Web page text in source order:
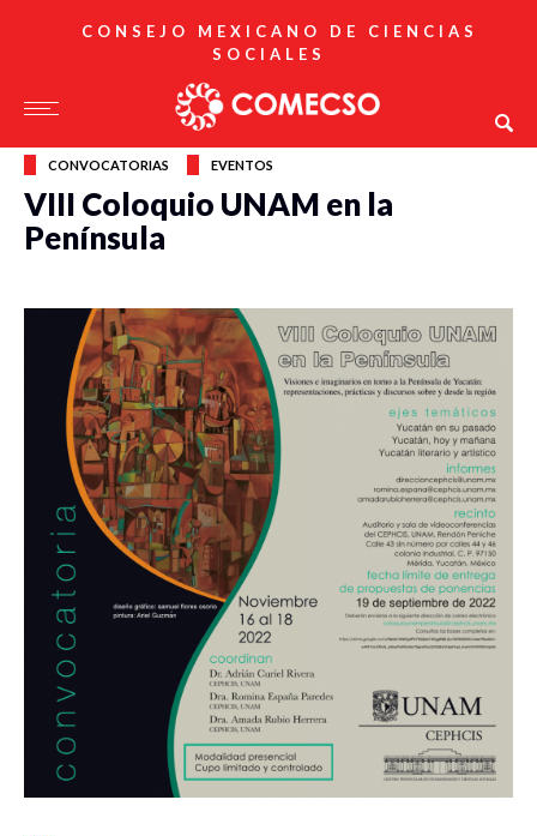
CONSEJO MEXICANO DE CIENCIAS
SOCIALES
CONVOCATORIAS EVENTOS
VIII Coloquio UNAM en la
Península